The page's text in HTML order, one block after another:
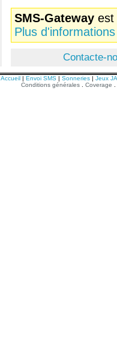
SMS-Gateway
Plus d'informations
Contacte-
Accueil | Envoi SMS | Sonneries | Jeux
Conditions générales. Coverage